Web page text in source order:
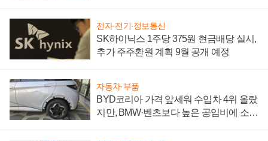
전자·전기·정보통신
SK하이닉스 1주당 375원 현금배당 실시,
추가 주주환원 계획 9월 공개 예정
자동차·부품
BYD코리아 가격 앞세워 수입차 4위 올랐
지만, BMW·벤츠보다 높은 공임비에 소비